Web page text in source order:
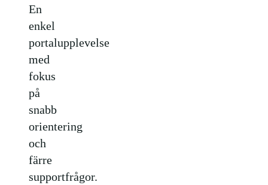
En
enkel
portalupplevelse
med
fokus
på
snabb
orientering
och
färre
supportfrågor.